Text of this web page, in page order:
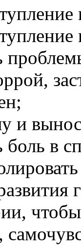
и
боль в